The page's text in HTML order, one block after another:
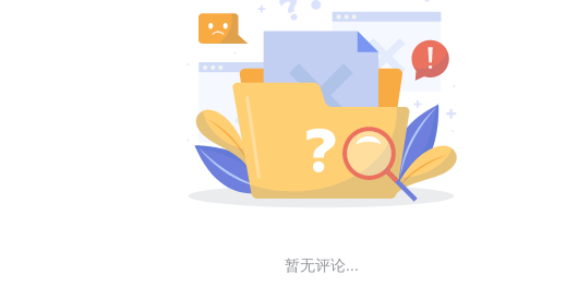
暂无评论...